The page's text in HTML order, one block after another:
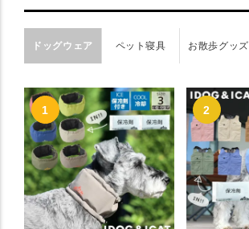
ドッグウェア ペット寝具 お散歩グッズ